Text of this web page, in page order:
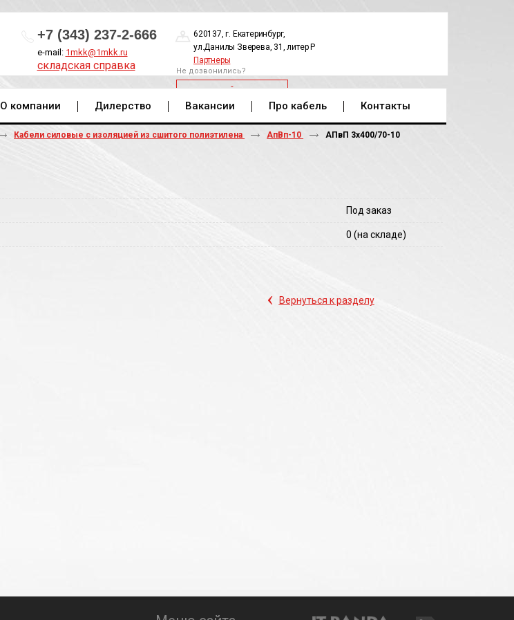
+7 (343) 237-2-666
e-mail: 1mkk@1mkk.ru
складская справка
620137, г. Екатеринбург,
ул.Данилы Зверева, 31, литер Р
Партнеры
Не дозвонились?
ОБРАТНЫЙ ЗВОНОК
О компании Дилерство Вакансии Про кабель Контакты
Кабели силовые с изоляцией из сшитого полиэтилена АпВп-10 АПвП 3х400/70-10
Под заказ
0 (на складе)
‹ Вернуться к разделу